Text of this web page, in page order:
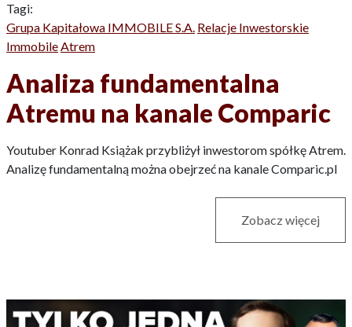
Tagi:
Grupa Kapitałowa IMMOBILE S.A. Relacje Inwestorskie
ImmobileAtrem
Analiza fundamentalna
Atremu na kanale Comparic
Youtuber Konrad Książak przybliżył inwestorom spółkę Atrem.
Analizę fundamentalną można obejrzeć na kanale Comparic.pl
Zobacz więcej